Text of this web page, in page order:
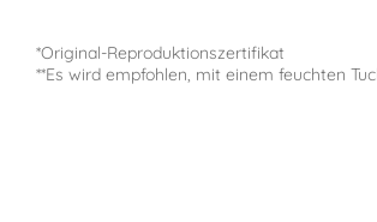
*Original-Reproduktionszertifikat
**Es wird empfohlen, mit einem feuchten